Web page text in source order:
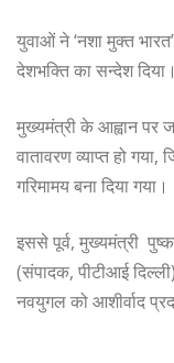
युवाओं ने ‘नशा मुक्त
देशभक्ति का सन्देश दिया।
मुख्यमंत्री के आह्वान पर
वातावरण व्याप्त हो
गरिमामय बना दिया गया।
इससे पूर्व, मुख्यमंत्री
(संपादक, पीटीआई
नवयुगल को आशीर्वाद